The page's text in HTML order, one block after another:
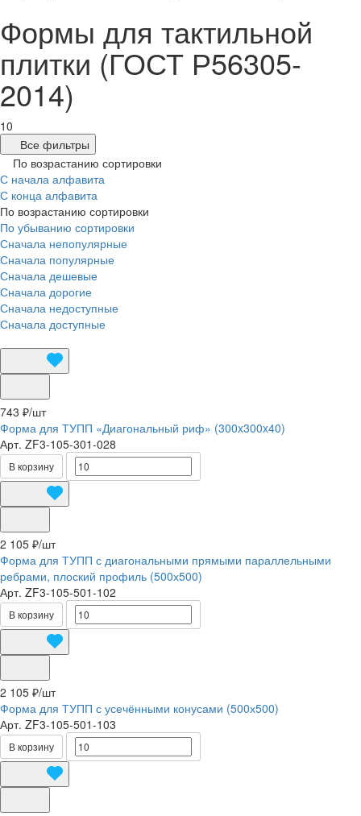
Формы для тактильной
плитки (ГОСТ Р56305-
2014)
10
Все фильтры
По возрастанию сортировки
С начала алфавита
С конца алфавита
По возрастанию сортировки
По убыванию сортировки
Сначала непопулярные
Сначала популярные
Сначала дешевые
Сначала дорогие
Сначала недоступные
Сначала доступные
743 ₽/шт
Форма для ТУПП «Диагональный риф» (300x300x40)
Арт. ZF3-105-301-028
В корзину
2 105 ₽/шт
Форма для ТУПП с диагональными прямыми параллельными
ребрами, плоский профиль (500х500)
Арт. ZF3-105-501-102
В корзину
2 105 ₽/шт
Форма для ТУПП с усечёнными конусами (500х500)
Арт. ZF3-105-501-103
В корзину